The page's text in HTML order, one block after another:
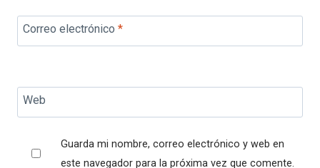
Correo electrónico *
Web
Guarda mi nombre, correo electrónico y web en
este navegador para la próxima vez que comente.